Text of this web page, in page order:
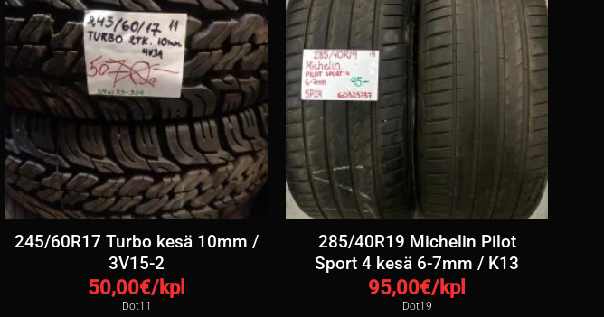
245/60R17 Turbo kesä 10mm /
3V15-2
50,00€/kpl
Dot11
285/40R19 Michelin Pilot
Sport 4 kesä 6-7mm / K13
95,00€/kpl
Dot19